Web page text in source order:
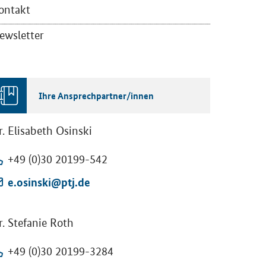
Ihre An­sprech­part­ner/innen
Eli­sa­beth Os­in­ski
+49 (0)30 20199-​542
e.os­in­ski@ptj.de
Ste­fa­nie Roth
+49 (0)30 20199-​3284